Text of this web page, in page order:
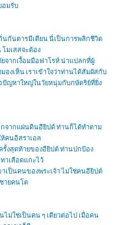
อมรับ
นกันดารมีเดียน นี่เป็นการพลิกชีวิต
มเสสจะต้อง
จากเงื้อมมือฟาโรห์ น่าแปลกที่ผู้
องเห็น เราเข้าใจว่าท่านได้สัมผัสกับ
อปัญหาใหญ่ในวัยหนุ่มกับกษัตริย์ที่ยิ่ง
จากแผ่นดินอียิปต์ ท่านก็ได้ทำตาม
คนอิสราเอล
งสุดท้ายของอียิปต์ ท่านปกป้อง
าเลือดแกะไว้
เป็นคนของพระเจ้า ไม่ใช่คนอียิปต์
ายคนโต
ม่ใช่เป็นคน ๆ เดียวต่อไป เมื่อคน